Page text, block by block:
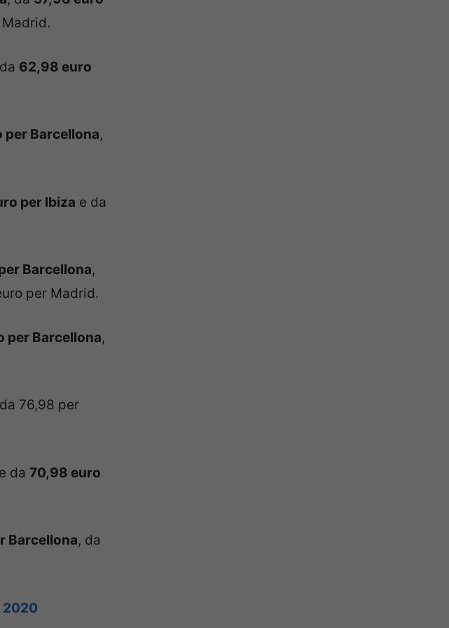
62,98 euro
per Barcellona,
per Ibiza e da
Barcellona,
per Madrid.
per Barcellona,
76,98 per
e da 70,98 euro
Barcellona, da
2020